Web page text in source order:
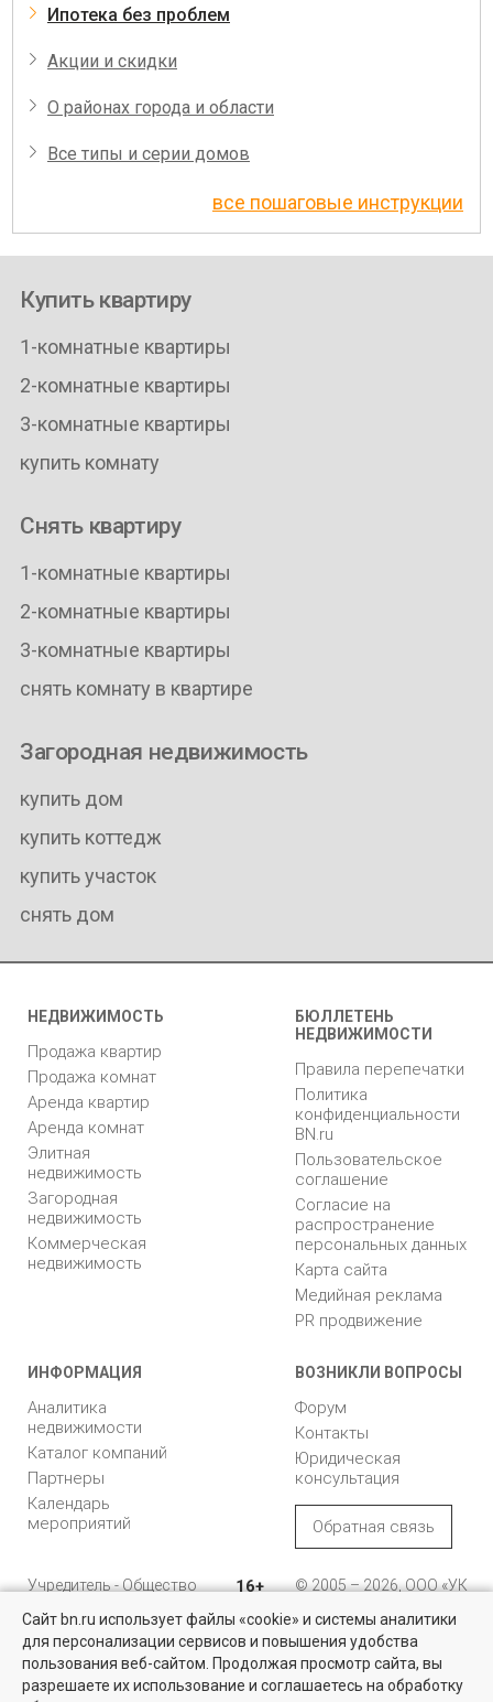
Ипотека без проблем
Акции и скидки
О районах города и области
Все типы и серии домов
все пошаговые инструкции
Купить квартиру
1-комнатные квартиры
2-комнатные квартиры
3-комнатные квартиры
купить комнату
Снять квартиру
1-комнатные квартиры
2-комнатные квартиры
3-комнатные квартиры
снять комнату в квартире
Загородная недвижимость
купить дом
купить коттедж
купить участок
снять дом
НЕДВИЖИМОСТЬ
Продажа квартир
Продажа комнат
Аренда квартир
Аренда комнат
Элитная
недвижимость
Загородная
недвижимость
Коммерческая
недвижимость
БЮЛЛЕТЕНЬ
НЕДВИЖИМОСТИ
Правила перепечатки
Политика
конфиденциальности
BN.ru
Пользовательское
соглашение
Согласие на
распространение
персональных данных
Карта сайта
Медийная реклама
PR продвижение
ИНФОРМАЦИЯ
Аналитика
недвижимости
Каталог компаний
Партнеры
Календарь
мероприятий
ВОЗНИКЛИ ВОПРОСЫ
Форум
Контакты
Юридическая
консультация
Обратная связь
Учредитель - Общество
ответственностью
"Управляющая
компания "Бюллетень
недвижимости"
16+
© 2005 – 2026, ООО «УК
196105, Санкт-
Петербург, пр. Юрия
Гагарина, 1
Сайт bn.ru использует файлы «cookie» и системы аналитики
для персонализации сервисов и повышения удобства
пользования веб-сайтом. Продолжая просмотр сайта, вы
разрешаете их использование и соглашаетесь на обработку